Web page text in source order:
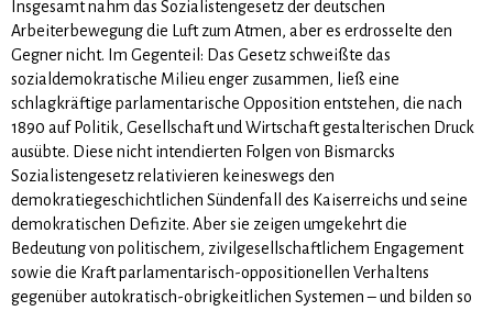
Insgesamt nahm das Sozialistengesetz der deutschen
Arbeiterbewegung die Luft zum Atmen, aber es erdrosselte den
Gegner nicht. Im Gegenteil: Das Gesetz schweißte das
sozialdemokratische Milieu en­ger zusammen, ließ eine
schlagkräftige parlamentarische Opposition entstehen, die nach
1890 auf Po­litik, Ge­sell­schaft und Wirtschaft gestalterischen Druck
ausübte. Diese nicht intendierten Folgen von Bismarcks
Sozialistengesetz relativieren keineswegs den
demokratiegeschichtlichen Sündenfall des Kaiserreichs und seine
demokratischen Defizite. Aber sie zeigen umgekehrt die
Bedeutung von politischem, zivilgesellschaftlichem Engagement
sowie die Kraft parlamentarisch-oppositionellen Verhaltens
gegenüber autokratisch-obrigkeitlichen Systemen – und bilden so